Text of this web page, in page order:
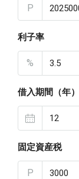
P
利子率
%
借入期間（年）
固定資産税
P